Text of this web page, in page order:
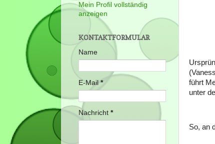
führt
unter
So, an
Mein Profil vollständig
anzeigen
KONTAKTFORMULAR
Name
E-Mail *
Nachricht *